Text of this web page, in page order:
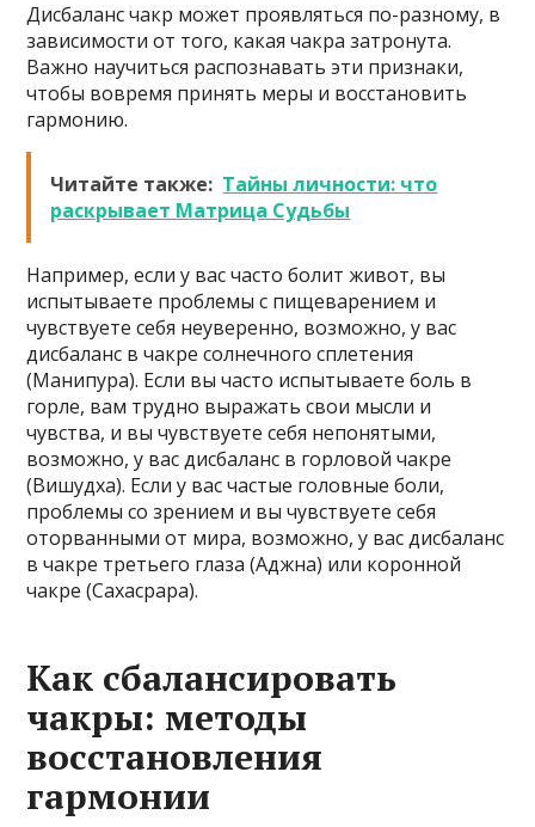
Дисбаланс чакр может проявляться по-разному, в
зависимости от того, какая чакра затронута.
Важно научиться распознавать эти признаки,
чтобы вовремя принять меры и восстановить
гармонию.
Читайте также: Тайны личности: что
раскрывает Матрица Судьбы
Например, если у вас часто болит живот, вы
испытываете проблемы с пищеварением и
чувствуете себя неуверенно, возможно, у вас
дисбаланс в чакре солнечного сплетения
(Манипура). Если вы часто испытываете боль в
горле, вам трудно выражать свои мысли и
чувства, и вы чувствуете себя непонятыми,
возможно, у вас дисбаланс в горловой чакре
(Вишудха). Если у вас частые головные боли,
проблемы со зрением и вы чувствуете себя
оторванными от мира, возможно, у вас дисбаланс
в чакре третьего глаза (Аджна) или коронной
чакре (Сахасрара).
Как сбалансировать
чакры: методы
восстановления
гармонии